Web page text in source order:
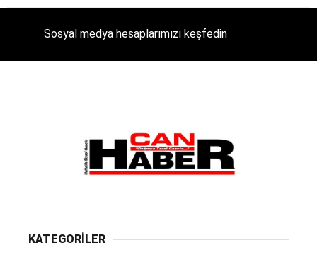
Sosyal medya hesaplarımızı keşfedin
KATEGORİLER